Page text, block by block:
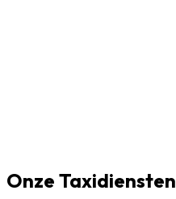
Onze Taxidiensten